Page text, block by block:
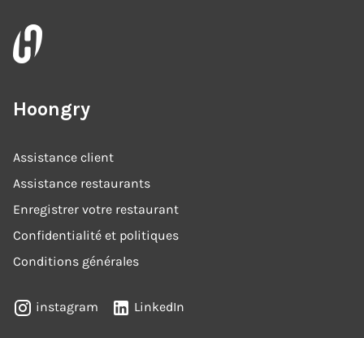
Hoongry
Assistance client
Assistance restaurants
Enregistrer votre restaurant
Confidentialité et politiques
Conditions générales
instagram LinkedIn